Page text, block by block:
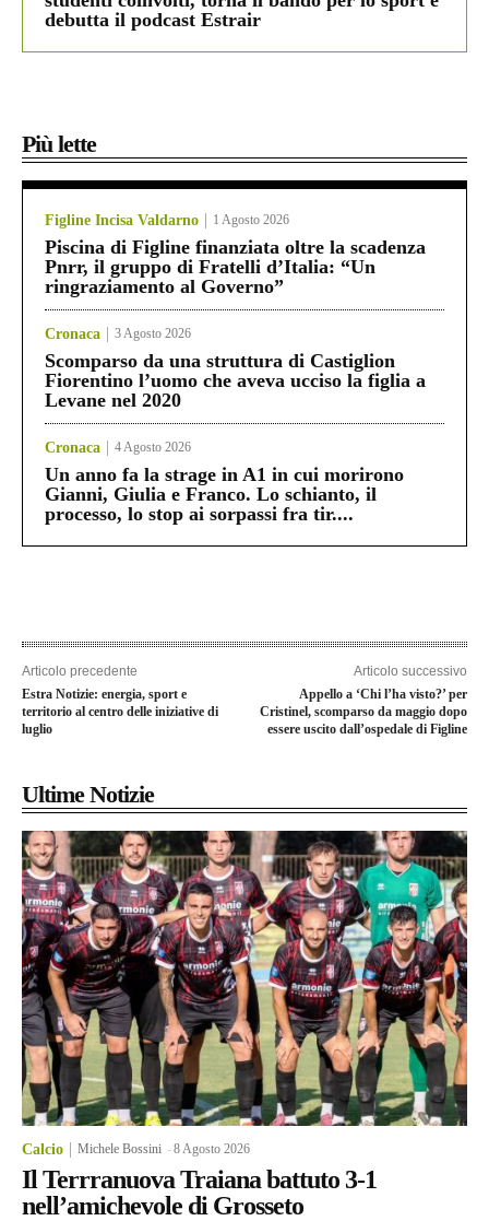
debutta il podcast Estrair
Più lette
Figline Incisa Valdarno 1 Agosto 2026
Piscina di Figline finanziata oltre la scadenza
Pnrr, il gruppo di Fratelli d’Italia: “Un
ringraziamento al Governo”
Cronaca 3 Agosto 2026
Scomparso da una struttura di Castiglion
Fiorentino l’uomo che aveva ucciso la figlia a
Levane nel 2020
Cronaca 4 Agosto 2026
Un anno fa la strage in A1 in cui morirono
Gianni, Giulia e Franco. Lo schianto, il
processo, lo stop ai sorpassi fra tir....
Articolo precedente
Estra Notizie: energia, sport e
territorio al centro delle iniziative di
luglio
Articolo successivo
Appello a ‘Chi l’ha visto?’ per
Cristinel, scomparso da maggio dopo
essere uscito dall’ospedale di Figline
Ultime Notizie
Calcio Michele Bossini -8 Agosto 2026
Il Terrranuova Traiana battuto 3-1
nell’amichevole di Grosseto